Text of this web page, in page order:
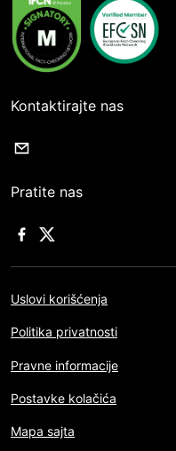
Kontaktirajte nas
Pratite nas
Uslovi korišćenja
Politika privatnosti
Pravne informacije
Postavke kolačića
Mapa sajta